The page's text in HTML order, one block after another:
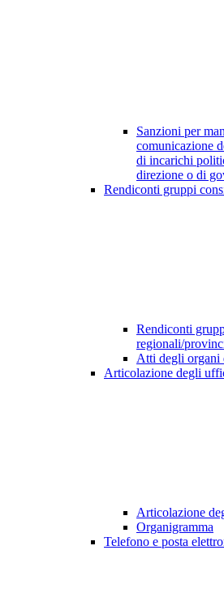
Sanzioni per
comunicazione
di incarichi
direzione o di
Rendiconti gruppi
Rendiconti
regionali/
Atti degli organi
Articolazione degli
Articolazione
Organigramma
Telefono e posta